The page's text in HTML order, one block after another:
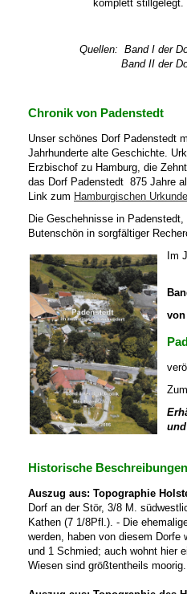
komplett stillgelegt.
Quellen: Band I der
Band II der
Chronik von Padenstedt
Unser schönes Dorf Padenstedt
Jahrhunderte alte Geschichte.
Erzbischof zu Hamburg, die
das Dorf Padenstedt 875 Jahre
Link zum Hamburgischen
Die Geschehnisse in
Butenschön in sorgfältiger
Im
Historische Beschreibungen
Auszug aus: Topographie
Dorf an der Stör, 3/8 M.
Kathen (7 1/8Pfl.). - Die
werden, haben von diesem Dorfe
und 1 Schmied; auch wohnt hier
Wiesen sind größtentheils moorig.